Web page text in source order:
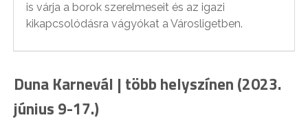
is várja a borok szerelmeseit és az igazi
kikapcsolódásra vágyókat a Városligetben.
Duna Karnevál | több helyszínen (2023.
június 9-17.)